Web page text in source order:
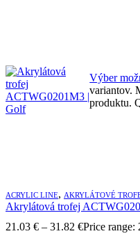
Výber
variantov.
produktu.
ACRYLIC LINE, AKRYLÁTOVÉ
Akrylátová trofej
21.03 € – 31.82 €Price range: